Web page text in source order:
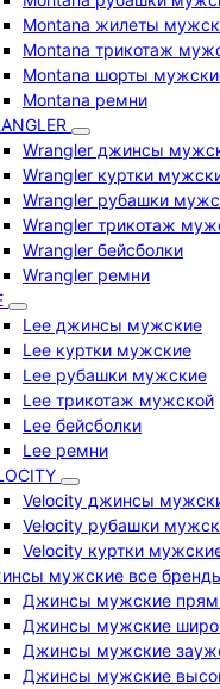
Montana жилеты
Montana трикотаж
Montana шорты
Montana ремни
Wrangler джинсы
Wrangler куртки
Wrangler рубашки
Wrangler трикотаж
Wrangler бейсболки
Wrangler ремни
Lee джинсы мужские
Lee куртки мужские
Lee рубашки мужские
Lee трикотаж мужской
Lee бейсболки
Lee ремни
Velocity джинсы
Velocity рубашки
Velocity куртки
мужские все
Джинсы мужские
Джинсы мужские
Джинсы мужские
Джинсы мужские